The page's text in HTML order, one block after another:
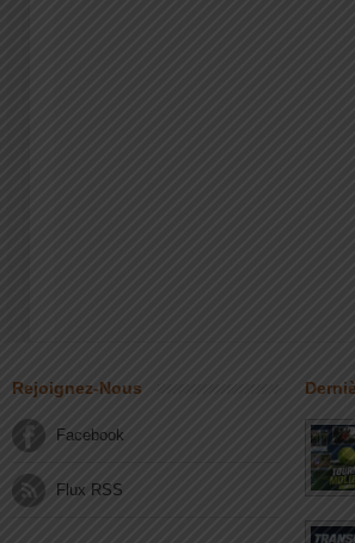
Rejoignez-Nous
Facebook
Flux RSS